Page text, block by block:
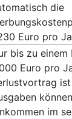
die
Euro pro
bis zu
Euro pro
im